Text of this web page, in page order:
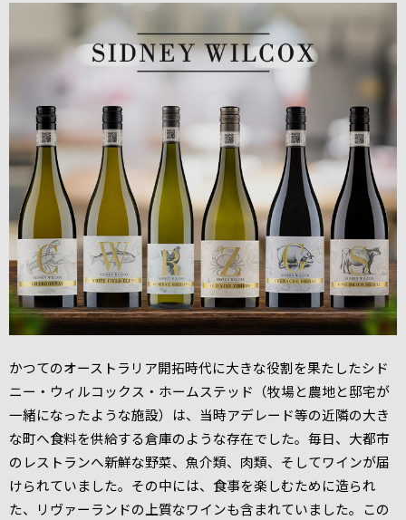
かつてのオーストラリア開拓時代に大きな役割を果たしたシド
ニー・ウィルコックス・ホームステッド（牧場と農地と邸宅が
一緒になったような施設）は、当時アデレード等の近隣の大き
な町へ食料を供給する倉庫のような存在でした。毎日、大都市
のレストランへ新鮮な野菜、魚介類、肉類、そしてワインが届
けられていました。その中には、食事を楽しむために造られ
た、リヴァーランドの上質なワインも含まれていました。この